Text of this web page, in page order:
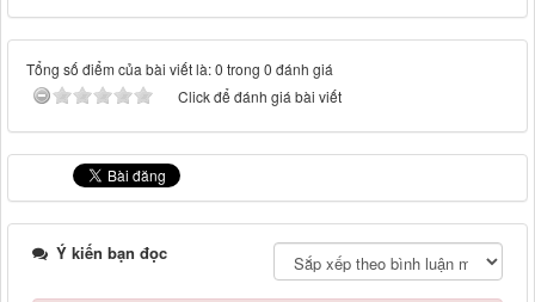
Tổng số điểm của bài viết là: 0 trong 0 đánh giá
Click để đánh giá bài viết
Ý kiến bạn đọc